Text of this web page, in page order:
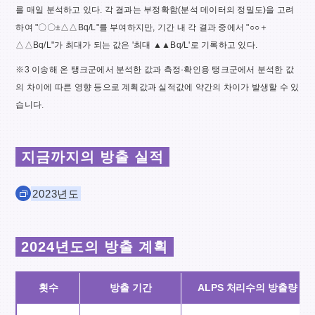
를 매일 분석하고 있다. 각 결과는 부정확함(분석 데이터의 정밀도)을 고려
하여 "〇〇±△△Bq/L"를 부여하지만, 기간 내 각 결과 중에서 "○○＋
△△Bq/L"가 최대가 되는 값은 '최대 ▲▲Bq/L'로 기록하고 있다.
※3 이송해 온 탱크군에서 분석한 값과 측정·확인용 탱크군에서 분석한 값
의 차이에 따른 영향 등으로 계획값과 실적값에 약간의 차이가 발생할 수 있
습니다.
지금까지의 방출 실적
2023년도
2024년도의 방출 계획
횟수 방출 기간 ALPS 처리수의 방출량